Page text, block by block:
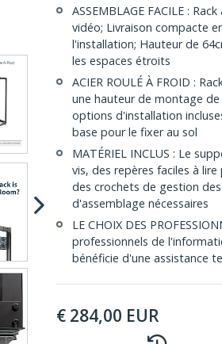
ASSEMBLAGE FACILE :
vidéo; Livraison compacte
l'installation; Hauteur de
les espaces étroits
ACIER ROULÉ À FROID :
une hauteur de montage
options d'installation
base pour le fixer au sol
MATÉRIEL INCLUS : Le
vis, des repères faciles à
des crochets de gestion
d'assemblage nécessaires
LE CHOIX DES
professionnels de
bénéficie d'une assistance
€ 284,00 EUR